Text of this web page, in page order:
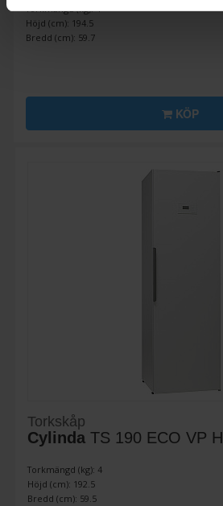
Torkmängd (kg): 4
Höjd (cm): 194.5
Bredd (cm): 59.7
KÖP
Torkskåp
Cylinda TS 190 ECO VP H
Torkmängd (kg): 4
Höjd (cm): 192.5
Bredd (cm): 59.5